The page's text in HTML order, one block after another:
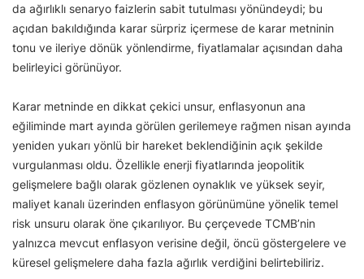
da ağırlıklı senaryo faizlerin sabit tutulması yönündeydi; bu
açıdan bakıldığında karar sürpriz içermese de karar metninin
tonu ve ileriye dönük yönlendirme, fiyatlamalar açısından daha
belirleyici görünüyor.
Karar metninde en dikkat çekici unsur, enflasyonun ana
eğiliminde mart ayında görülen gerilemeye rağmen nisan ayında
yeniden yukarı yönlü bir hareket beklendiğinin açık şekilde
vurgulanması oldu. Özellikle enerji fiyatlarında jeopolitik
gelişmelere bağlı olarak gözlenen oynaklık ve yüksek seyir,
maliyet kanalı üzerinden enflasyon görünümüne yönelik temel
risk unsuru olarak öne çıkarılıyor. Bu çerçevede TCMB’nin
yalnızca mevcut enflasyon verisine değil, öncü göstergelere ve
küresel gelişmelere daha fazla ağırlık verdiğini belirtebiliriz.